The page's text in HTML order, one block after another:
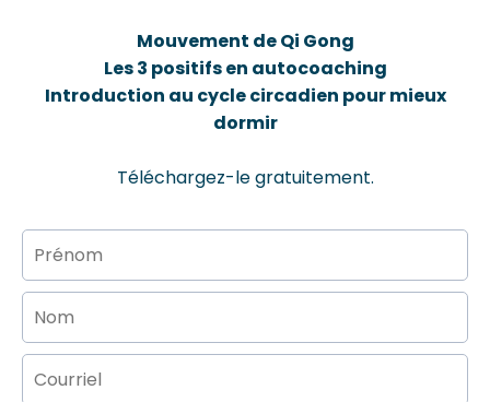
Mouvement de Qi Gong
Les 3 positifs en autocoaching
Introduction au cycle circadien pour mieux
dormir
Téléchargez-le gratuitement.